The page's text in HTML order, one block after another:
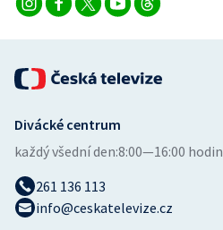
Volejbal
Divácké centrum
každý všední den:8:00—16:00 hodin
261 136 113
info@ceskatelevize.cz